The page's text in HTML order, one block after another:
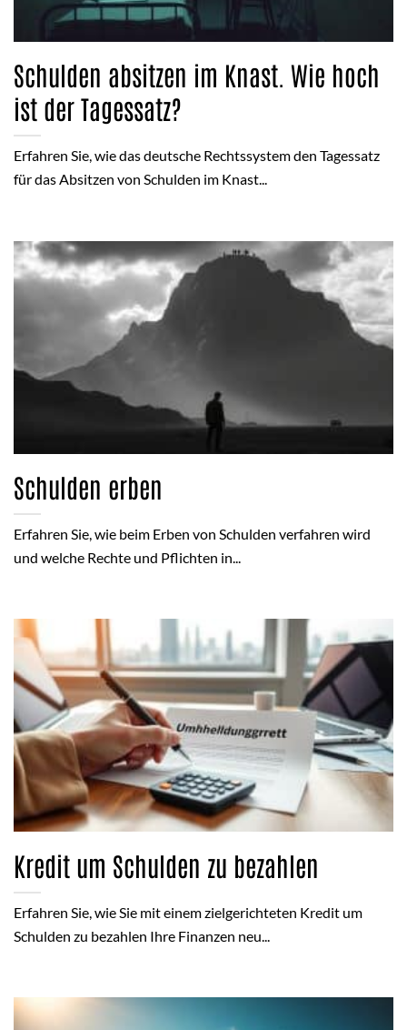
Schulden absitzen im Knast. Wie hoch
ist der Tagessatz?
Erfahren Sie, wie das deutsche Rechtssystem den Tagessatz
für das Absitzen von Schulden im Knast...
Schulden erben
Erfahren Sie, wie beim Erben von Schulden verfahren wird
und welche Rechte und Pflichten in...
Kredit um Schulden zu bezahlen
Erfahren Sie, wie Sie mit einem zielgerichteten Kredit um
Schulden zu bezahlen Ihre Finanzen neu...